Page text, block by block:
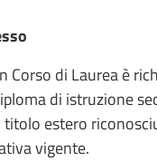
Corso di Laurea è
di istruzione
estero
vigente.